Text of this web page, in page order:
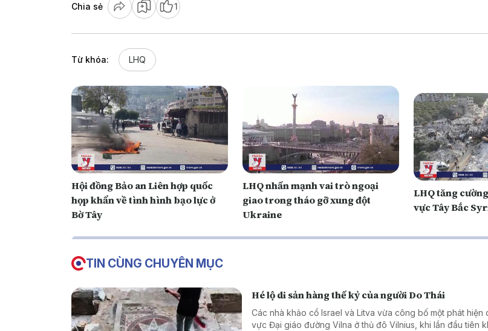
Chia sẻ 1
Từ khóa: LHQ
Hội đồng Bảo an Liên hợp quốc
họp khẩn về tình hình bạo lực ở
Bờ Tây
LHQ nhấn mạnh vai trò ngoại
giao trong tháo gỡ xung đột
Ukraine
LHQ tăng
vực Tây Bắc
TIN CÙNG CHUYÊN MỤC
Hé lộ di sản hàng thế kỷ của người Do Thái
Các nhà khảo cổ Israel và Litva vừa công bố một phát hiện
vực Đại giáo đường Vilna ở thủ đô Vilnius, khi lần đầu tiên